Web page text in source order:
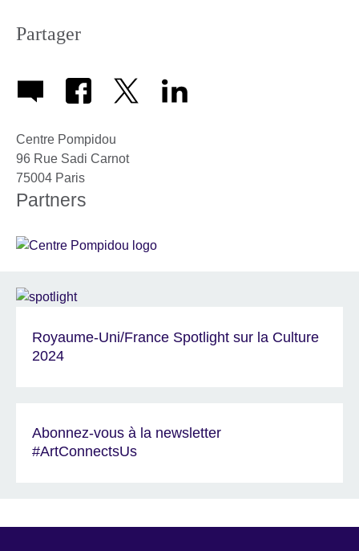
Partager
Centre Pompidou
96 Rue Sadi Carnot
75004 Paris
Partners
Royaume-Uni/France Spotlight sur la Culture
2024
Abonnez-vous à la newsletter
#ArtConnectsUs